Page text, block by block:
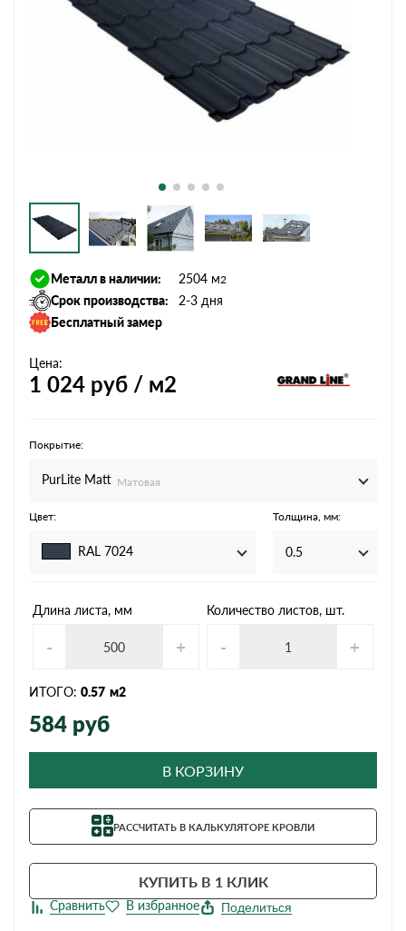
Металл в наличии: 2504 м2
Срок производства:
2-3 дня
Бесплатный замер
Цена:
1 024 руб / м2
Покрытие:
PurLite Мatt Матовая
Цвет:
RAL 7024
Толщина, мм:
0.5
Длина листа, мм
- +
Количество листов, шт.
- +
ИТОГО: 0.57 м2
584 руб
В КОРЗИНУ
РАССЧИТАТЬ В КАЛЬКУЛЯТОРЕ КРОВЛИ
КУПИТЬ В 1 КЛИК
Поделиться